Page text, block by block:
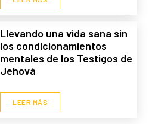
Llevando una vida sana sin
los condicionamientos
mentales de los Testigos de
Jehová
LEER MÁS